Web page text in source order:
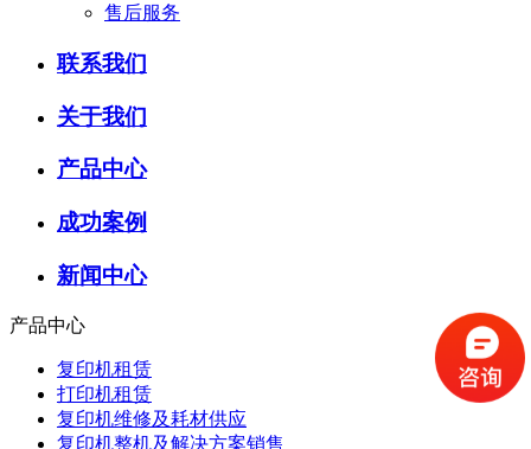
售后服务
联系我们
关于我们
产品中心
成功案例
新闻中心
产品中心
复印机租赁
打印机租赁
复印机维修及耗材供应
复印机整机及解决方案销售